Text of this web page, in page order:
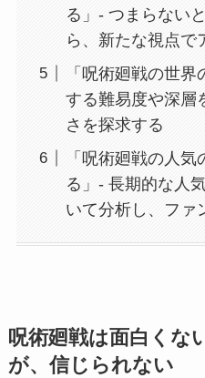
る」- つまらない
ら、新たな視点で
「呪術廻戦の世
する難易度や深層
さを探求する
「呪術廻戦の人
る」- 長期的な人
いて分析し、ファ
呪術廻戦は面白くな
が、信じられない